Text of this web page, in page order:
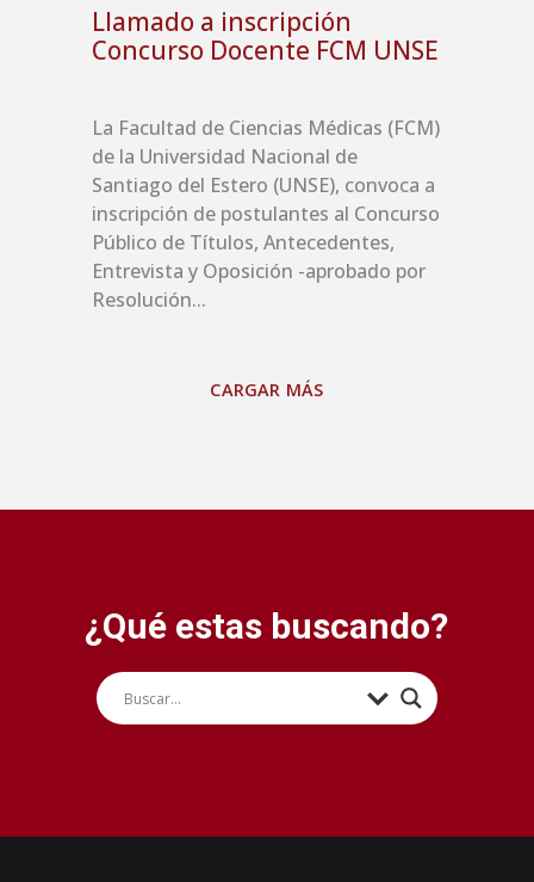
Llamado a inscripción
Concurso Docente FCM UNSE
La Facultad de Ciencias Médicas (FCM)
de la Universidad Nacional de
Santiago del Estero (UNSE), convoca a
inscripción de postulantes al Concurso
Público de Títulos, Antecedentes,
Entrevista y Oposición -aprobado por
Resolución...
CARGAR MÁS
¿Qué estas buscando?